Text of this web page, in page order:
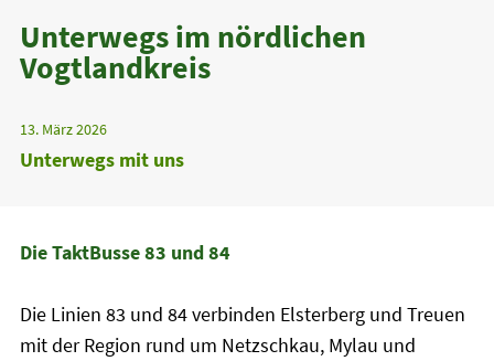
Unterwegs im nördlichen
Vogtlandkreis
13. März 2026
Unterwegs mit uns
Die TaktBusse 83 und 84
Die Linien 83 und 84 verbinden Elsterberg und Treuen
mit der Region rund um Netzschkau, Mylau und